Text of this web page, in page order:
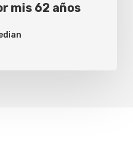
mis 62 años